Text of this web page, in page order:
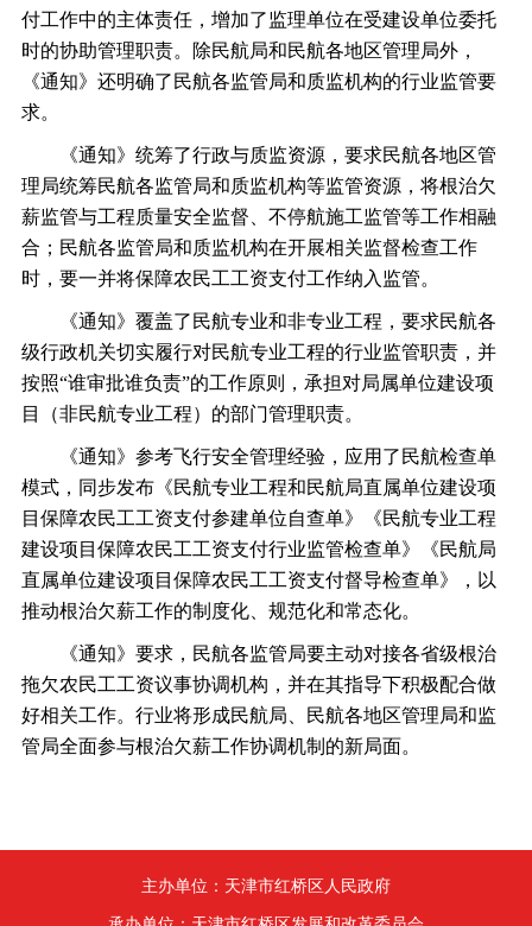
付工作中的主体责任，增加了监理单位在受建设单位委托
时的协助管理职责。除民航局和民航各地区管理局外，
《通知》还明确了民航各监管局和质监机构的行业监管要
求。
《通知》统筹了行政与质监资源，要求民航各地区管
理局统筹民航各监管局和质监机构等监管资源，将根治欠
薪监管与工程质量安全监督、不停航施工监管等工作相融
合；民航各监管局和质监机构在开展相关监督检查工作
时，要一并将保障农民工工资支付工作纳入监管。
《通知》覆盖了民航专业和非专业工程，要求民航各
级行政机关切实履行对民航专业工程的行业监管职责，并
按照“谁审批谁负责”的工作原则，承担对局属单位建设项
目（非民航专业工程）的部门管理职责。
《通知》参考飞行安全管理经验，应用了民航检查单
模式，同步发布《民航专业工程和民航局直属单位建设项
目保障农民工工资支付参建单位自查单》《民航专业工程
建设项目保障农民工工资支付行业监管检查单》《民航局
直属单位建设项目保障农民工工资支付督导检查单》，以
推动根治欠薪工作的制度化、规范化和常态化。
《通知》要求，民航各监管局要主动对接各省级根治
拖欠农民工工资议事协调机构，并在其指导下积极配合做
好相关工作。行业将形成民航局、民航各地区管理局和监
管局全面参与根治欠薪工作协调机制的新局面。
主办单位：天津市红桥区人民政府